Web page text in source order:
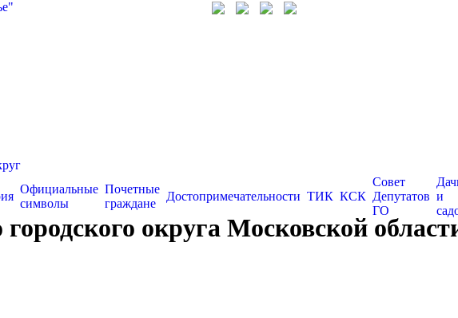
Официальные
символы
Почетные
граждане
Достопримечательности ТИК КСК
Совет
Депутатов
ГО
и
округа Московской